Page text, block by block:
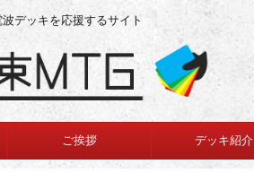
デッキを応援するサイト
ご挨拶 デッキ紹介